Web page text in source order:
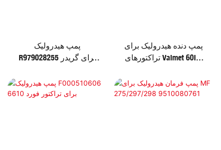
پمپ هیدرولیک
R979028255 برای گریدر
پمپ دنده هیدرولیک برای
تراکتورهای Valmet 60ID/